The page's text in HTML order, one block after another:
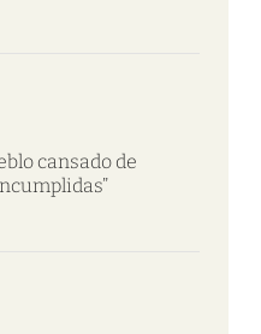
cansado de